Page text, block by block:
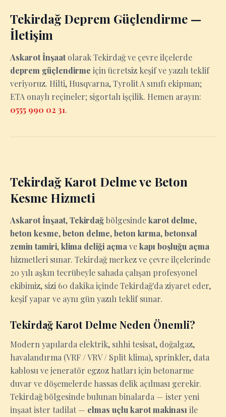
Tekirdağ Deprem Güçlendirme —
İletişim
Askarot İnşaatolarak Tekirdağ ve çevre ilçelerde
deprem güçlendirme için ücretsiz keşif ve yazılı teklif
veriyoruz. Hilti, Husqvarna, Tyrolit A sınıfı ekipman;
ETA onaylı reçineler; sigortalı işçilik. Hemen arayın:
0555 990 02 31.
Tekirdağ Karot Delme ve Beton
Kesme Hizmeti
Askarot İnşaat,Tekirdağbölgesindekarot delme,
beton kesme,beton delme,beton kırma,betonsal
zemin tamiri,klima deliği açma vekapı boşluğu açma
hizmetleri sunar. Tekirdağ merkez ve çevre ilçelerinde
20 yılı aşkın tecrübeyle sahada çalışan profesyonel
ekibimiz, sizi 60 dakika içinde Tekirdağ'da ziyaret eder,
keşif yapar ve aynı gün yazılı teklif sunar.
Tekirdağ Karot Delme Neden Önemli?
Modern yapılarda elektrik, sıhhi tesisat, doğalgaz,
havalandırma (VRF / VRV / Split klima), sprinkler, data
kablosu ve jeneratör egzoz hatları için betonarme
duvar ve döşemelerde hassas delik açılması gerekir.
Tekirdağ bölgesinde bulunan binalarda — ister yeni
inşaat ister tadilat — elmas uçlu karot makinası ile